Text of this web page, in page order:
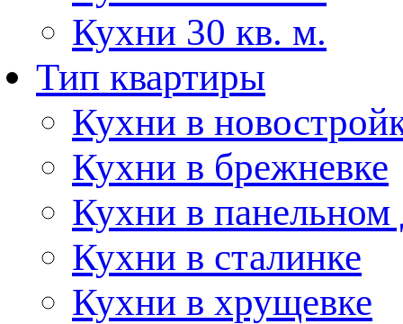
Кухни 30 кв. м.
Тип квартиры
Кухни в
Кухни в брежневке
Кухни в панельном
Кухни в сталинке
Кухни в хрущевке